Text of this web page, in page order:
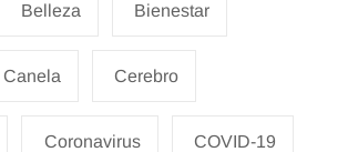
Belleza Bienestar
Canela Cerebro
Coronavirus COVID-19